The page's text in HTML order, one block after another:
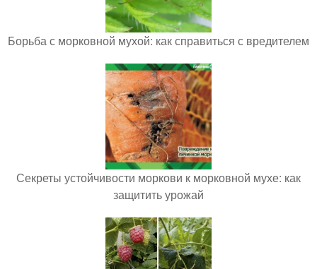
Борьба с морковной мухой: как справиться с вредителем
Секреты устойчивости моркови к морковной мухе: как
защитить урожай